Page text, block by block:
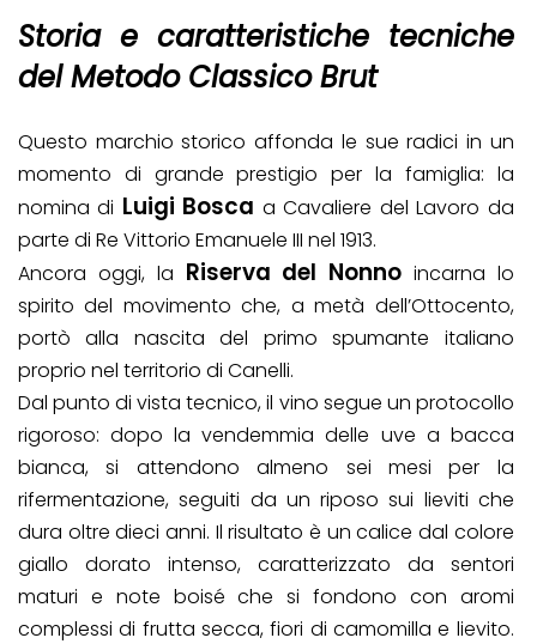
Storia e caratteristiche tecniche
del Metodo Classico Brut
Questo marchio storico affonda le sue radici in un
momento di grande prestigio per la famiglia: la
nomina di Luigi Bosca a Cavaliere del Lavoro da
parte di Re Vittorio Emanuele III nel 1913.
Ancora oggi, la Riserva del Nonno incarna lo
spirito del movimento che, a metà dell’Ottocento,
portò alla nascita del primo spumante italiano
proprio nel territorio di Canelli.
Dal punto di vista tecnico, il vino segue un protocollo
rigoroso: dopo la vendemmia delle uve a bacca
bianca, si attendono almeno sei mesi per la
rifermentazione, seguiti da un riposo sui lieviti che
dura oltre dieci anni. Il risultato è un calice dal colore
giallo dorato intenso, caratterizzato da sentori
maturi e note boisé che si fondono con aromi
complessi di frutta secca, fiori di camomilla e lievito.